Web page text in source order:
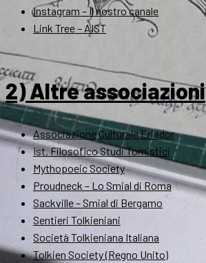
Instagram – Il nostro canale
Link Tree – AIST
2) Altre associazioni
Associazione Culturale Eriador
Ist. Filosofico Studi Tomistici
Mythopoeic Society
Proudneck – Lo Smial di Roma
Sackville – Smial di Bergamo
Sentieri Tolkieniani
Società Tolkieniana Italiana
Tolkien Society (Regno Unito)